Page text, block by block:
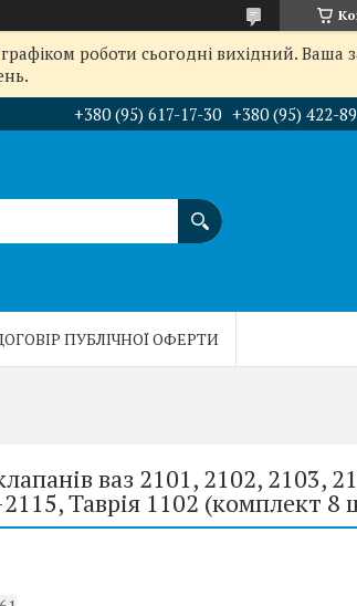
роботи сьогодні вихідний. Ваша
+380 (95) 617-17-30 +380 (95) 422-
ПУБЛІЧНОЇ ОФЕРТИ
ваз 2101, 2102, 2103,
Таврія 1102 (комплект 8